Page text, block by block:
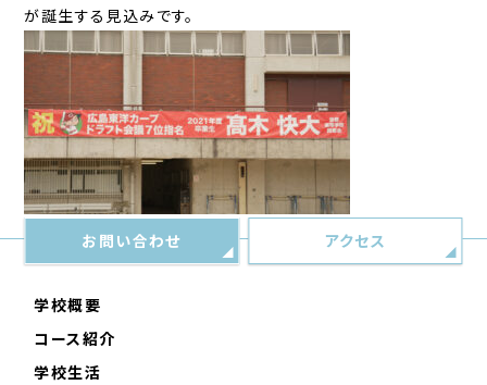
が誕生する見込みです。
お問い合わせ アクセス
学校概要
コース紹介
学校生活